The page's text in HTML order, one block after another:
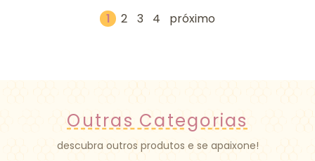
1 2 3 4
Outras Categorias